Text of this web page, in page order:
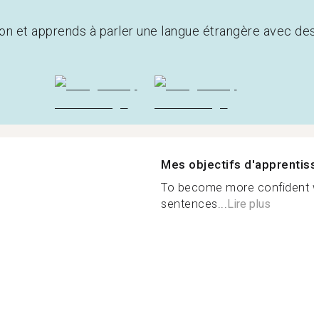
et apprends à parler une langue étrangère avec
Mes objectifs
To become more confident
sentences... Lire plus